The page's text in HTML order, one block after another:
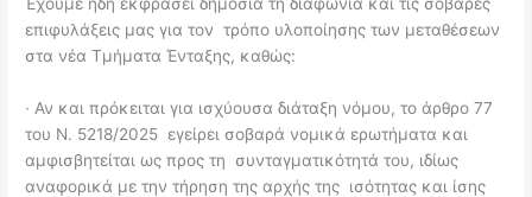
επιφυλάξεις μας για τον τρόπο υλοποίησης των μεταθέσεων
στα νέα Τμήματα Ένταξης, καθώς:
∙ Αν και πρόκειται για ισχύουσα διάταξη νόμου, το άρθρο 77
του Ν. 5218/2025 εγείρει σοβαρά νομικά ερωτήματα και
αμφισβητείται ως προς τη συνταγματικότητά του, ιδίως
αναφορικά με την τήρηση της αρχής της ισότητας και ίσης